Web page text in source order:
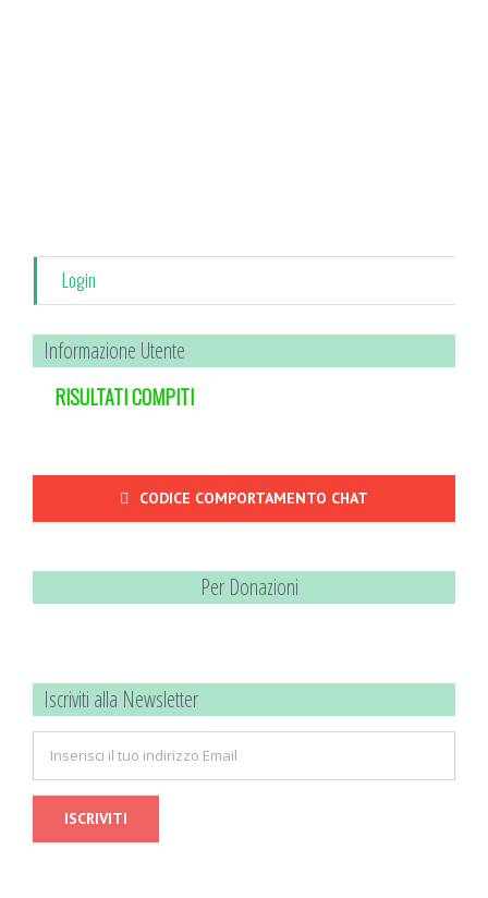
Login
Informazione Utente
RISULTATI COMPITI
CODICE COMPORTAMENTO CHAT
Per Donazioni
Iscriviti alla Newsletter